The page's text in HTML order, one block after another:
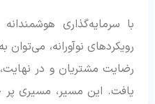
با سرمایه‌گذاری
رویکردهای نوآورانه،
رضایت مشتریان و در
یافت. این مسیر، مسیری پر